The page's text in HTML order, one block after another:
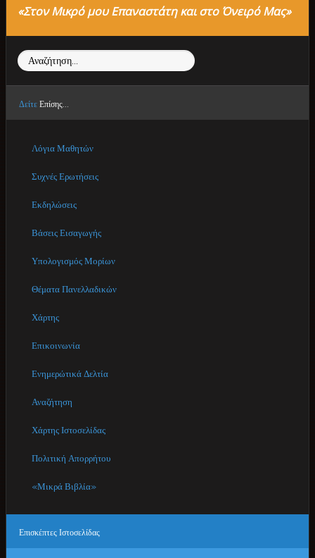
«Στον Μικρό μου Επαναστάτη και στο Όνειρό Μας»
Αναζήτηση...
Δείτε Επίσης...
Λόγια Μαθητών
Συχνές Ερωτήσεις
Εκδηλώσεις
Βάσεις Εισαγωγής
Υπολογισμός Μορίων
Θέματα Πανελλαδικών
Χάρτης
Επικοινωνία
Ενημερώτικά Δελτία
Αναζήτηση
Χάρτης Ιστοσελίδας
Πολιτική Απορρήτου
«Μικρά Βιβλία»
Επισκέπτες Ιστοσελίδας